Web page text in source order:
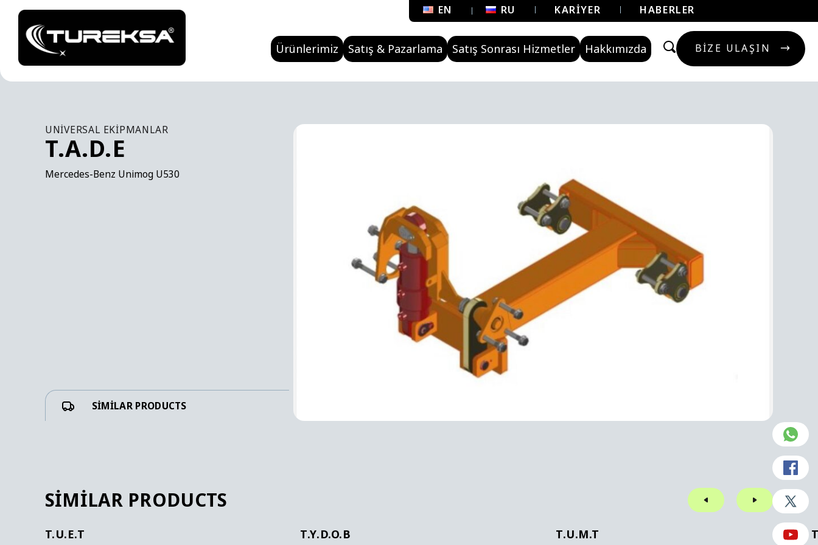
EN RU KARIYER HABERLER
Ürünlerimiz Satış & Pazarlama Satış Sonrası Hizmetler Hakkımızda BIZE ULAŞIN
BIZE ULAŞIN
UNIVERSAL EKIPMANLAR
T.A.D.E
Mercedes-Benz Unimog U530
SIMILAR PRODUCTS
SIMILAR PRODUCTS
T.U.E.T T.Y.D.O.B T.U.M.T